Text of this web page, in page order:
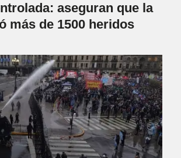
aseguran que la
más de 1500 heridos